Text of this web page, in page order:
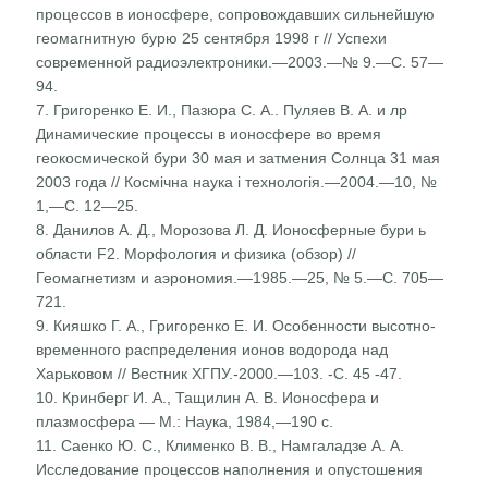
процессов в ионосфере, сопровождавших сильнейшую
геомагнитную бурю 25 сентября 1998 г // Успехи
современной радио­электроники.—2003.—№ 9.—С. 57—
94.
7. Григоренко Е. И., Пазюра С. А.. Пуляев В. А. и лр
Динамические процессы в ионосфере во время
геокосмиче­ской бури 30 мая и затмения Солнца 31 мая
2003 года // Космічна наука і технологія.—2004.—10, №
1,—С. 12—25.
8. Данилов А. Д., Морозова Л. Д. Ионосферные бури ь
области F2. Морфология и физика (обзор) //
Геомагнетизм и аэрономия.—1985.—25, № 5.—С. 705—
721.
9. Кияшко Г. А., Григоренко Е. И. Особенности высотно-
временного распределения ионов водорода над
Харьковом // Вестник ХГПУ.-2000.—103. -С. 45 -47.
10. Кринберг И. А., Тащилин А. В. Ионосфера и
плазмосфера — М.: Наука, 1984,—190 с.
11. Саенко Ю. С., Клименко В. В., Намгаладзе А. А.
Исследо­вание процессов наполнения и опустошения